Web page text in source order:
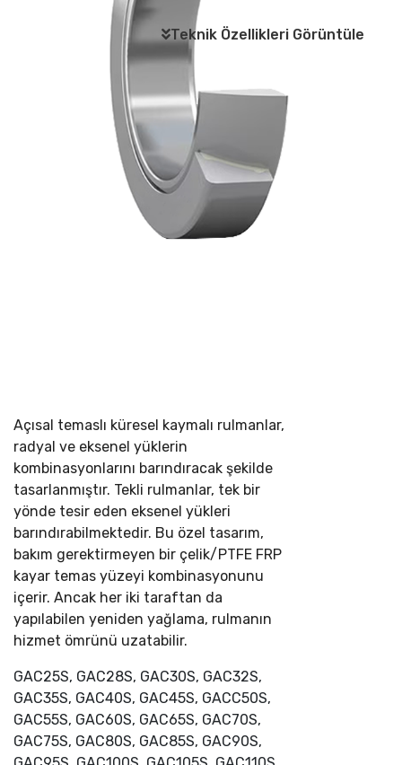
Teknik Özellikleri Görüntüle
Açısal temaslı küresel kaymalı rulmanlar,
radyal ve eksenel yüklerin
kombinasyonlarını barındıracak şekilde
tasarlanmıştır. Tekli rulmanlar, tek bir
yönde tesir eden eksenel yükleri
barındırabilmektedir. Bu özel tasarım,
bakım gerektirmeyen bir çelik/PTFE FRP
kayar temas yüzeyi kombinasyonunu
içerir. Ancak her iki taraftan da
yapılabilen yeniden yağlama, rulmanın
hizmet ömrünü uzatabilir.
GAC25S, GAC28S, GAC30S, GAC32S,
GAC35S, GAC40S, GAC45S, GACC50S,
GAC55S, GAC60S, GAC65S, GAC70S,
GAC75S, GAC80S, GAC85S, GAC90S,